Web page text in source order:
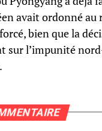
avait ordonné au
bien que la
sur l’impunité